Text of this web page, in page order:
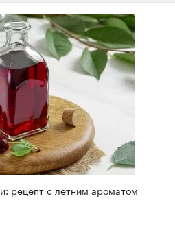
рецепт с летним ароматом